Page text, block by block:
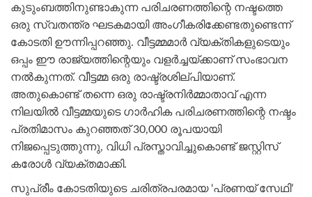
കുടുംബത്തിനുണ്ടാകുന്ന പരിചരണത്തിന്റെ നഷ്ടത്തെ
ഒരു സ്വതന്ത്ര ഘടകമായി അംഗീകരിക്കേണ്ടതുണ്ടെന്ന്
കോടതി ഊന്നിപ്പറഞ്ഞു. വീട്ടമ്മമാർ വ്യക്തികളുടെയും
ഒപ്പം ഈ രാജ്യത്തിന്റെയും വളർച്ചയ്ക്കാണ് സംഭാവന
നൽകുന്നത്. വീട്ടമ്മ ഒരു രാഷ്ട്രശില്പിയാണ്.
അതുകൊണ്ട് തന്നെ ഒരു രാഷ്ട്രനിർമ്മാതാവ് എന്ന
നിലയിൽ വീട്ടമ്മയുടെ ഗാർഹിക പരിചരണത്തിന്റെ നഷ്ടം
പ്രതിമാസം കുറഞ്ഞത് 30,000 രൂപയായി
നിജപ്പെടുത്തുന്നു, വിധി പ്രസ്താവിച്ചുകൊണ്ട് ജസ്റ്റിസ്
കരോൾ വ്യക്തമാക്കി.
സുപ്രീം കോടതിയുടെ ചരിത്രപരമായ ‘പ്രണയ് സേഥി’